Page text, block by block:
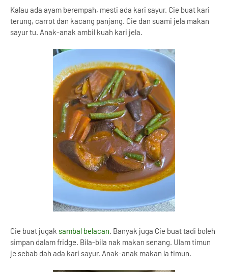
Kalau ada ayam berempah, mesti ada kari sayur. Cie buat kari
terung, carrot dan kacang panjang. Cie dan suami jela makan
sayur tu. Anak-anak ambil kuah kari jela.
Cie buat jugak sambal belacan. Banyak juga Cie buat tadi boleh
simpan dalam fridge. Bila-bila nak makan senang. Ulam timun
je sebab dah ada kari sayur. Anak-anak makan la timun.